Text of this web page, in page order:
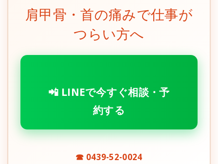
肩甲骨・首の痛みで仕事が
つらい方へ
📲 LINEで今すぐ相談・予
約する
☎ 0439-52-0024